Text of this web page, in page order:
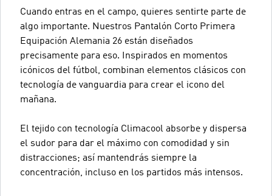
Cuando entras en el campo, quieres sentirte parte de
algo importante. Nuestros Pantalón Corto Primera
Equipación Alemania 26 están diseñados
precisamente para eso. Inspirados en momentos
icónicos del fútbol, combinan elementos clásicos con
tecnología de vanguardia para crear el icono del
mañana.
El tejido con tecnología Climacool absorbe y dispersa
el sudor para dar el máximo con comodidad y sin
distracciones; así mantendrás siempre la
concentración, incluso en los partidos más intensos.